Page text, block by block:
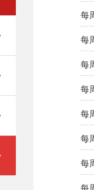
每
每
每
每
每
每
每
每